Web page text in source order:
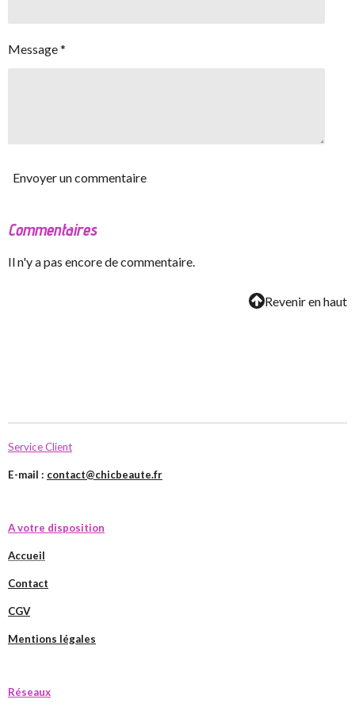
Message *
Envoyer un commentaire
Commentaires
Il n'y a pas encore de commentaire.
Revenir en haut
Service Client
E-mail : contact@chicbeaute.fr
A votre disposition
Accueil
Contact
CGV
Mentions légales
Réseaux